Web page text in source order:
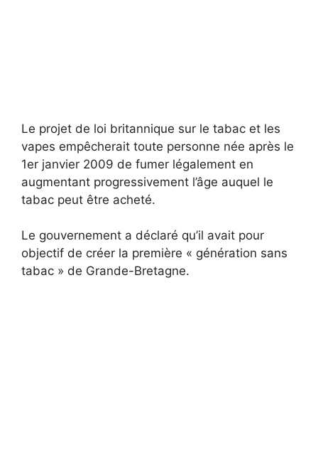
Le projet de loi britannique sur le tabac et les
vapes empêcherait toute personne née après le
1er janvier 2009 de fumer légalement en
augmentant progressivement l’âge auquel le
tabac peut être acheté.
Le gouvernement a déclaré qu’il avait pour
objectif de créer la première « génération sans
tabac » de Grande-Bretagne.